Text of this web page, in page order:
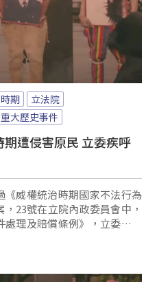
期
立法院
重大歷史事件
期遭侵害原民 立委疾呼
威權統治時期國家不法行為
23號在立院內政委員會中，
理及賠償條例》，立委更指
，在原住民歷史與轉型正義
的權利，應該要進行賠償。